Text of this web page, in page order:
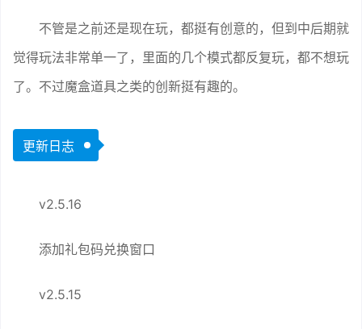
不管是之前还是现在玩，都挺有创意的，但到中后期就
觉得玩法非常单一了，里面的几个模式都反复玩，都不想玩
了。不过魔盒道具之类的创新挺有趣的。
更新日志
v2.5.16
添加礼包码兑换窗口
v2.5.15